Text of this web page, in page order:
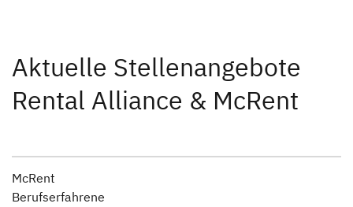
Aktuelle Stellenangebote
Rental Alliance & McRent
McRent
Berufserfahrene